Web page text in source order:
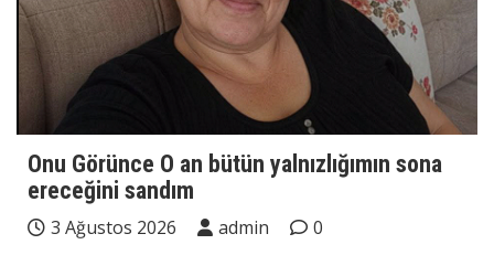
Onu Görünce O an bütün yalnızlığımın sona
ereceğini sandım
3 Ağustos 2026 admin
0